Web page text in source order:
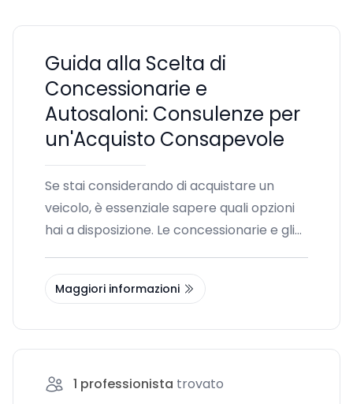
Guida alla Scelta di
Concessionarie e
Autosaloni: Consulenze per
un'Acquisto Consapevole
Se stai considerando di acquistare un
veicolo, è essenziale sapere quali opzioni
hai a disposizione. Le concessionarie e gli
acquisto, e grazie alla crescente
popolarità delle vendite online, il
necessità nel mondo delle
Maggiori informazioni
1 professionista trovato